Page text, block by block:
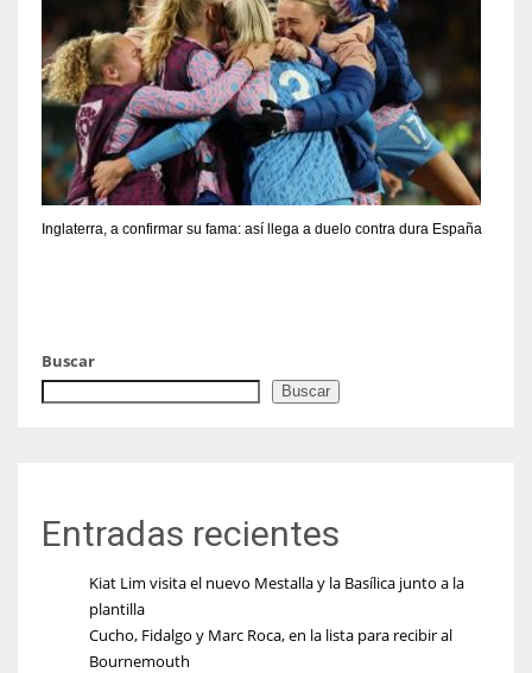
Inglaterra, a confirmar su fama: así llega a duelo contra dura España
Buscar
Buscar
Entradas recientes
Kiat Lim visita el nuevo Mestalla y la Basílica junto a la
plantilla
Cucho, Fidalgo y Marc Roca, en la lista para recibir al
Bournemouth